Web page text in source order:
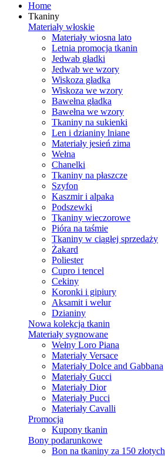
Home
Tkaniny
Materiały włoskie
Materiały wiosna lato
Letnia promocja tkanin
Jedwab gładki
Jedwab we wzory
Wiskoza gładka
Wiskoza we wzory
Bawełna gładka
Bawełna we wzory
Tkaniny na sukienki
Len i dzianiny lniane
Materiały jesień zima
Wełna
Chanelki
Tkaniny na płaszcze
Szyfon
Kaszmir i alpaka
Podszewki
Tkaniny wieczorowe
Pióra na taśmie
Tkaniny w ciągłej sprzedaży
Żakard
Poliester
Cupro i tencel
Cekiny
Koronki i gipiury
Aksamit i welur
Dzianiny
Nowa kolekcja tkanin
Materiały sygnowane
Wełny Loro Piana
Materiały Versace
Materiały Dolce and Gabbana
Materiały Gucci
Materiały Dior
Materiały Pucci
Materiały Cavalli
Promocja
Kupony tkanin
Bony podarunkowe
Bon na tkaniny za 150 złotych